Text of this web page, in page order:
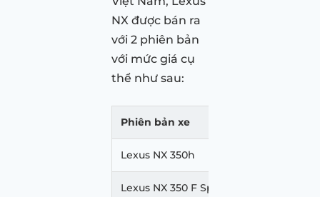
NX được bán ra
với 2 phiên bản
với mức giá cụ
thể như sau:
Phiên bản xe
Lexus NX 350h
Lexus NX 350 F Sport